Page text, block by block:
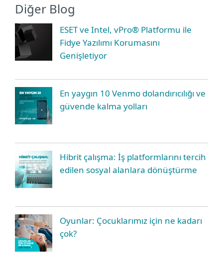
Diğer Blog
ESET ve Intel, vPro® Platformu ile
Fidye Yazılımı Korumasını
Genişletiyor
En yaygın 10 Venmo dolandırıcılığı ve
güvende kalma yolları
Hibrit çalışma: İş platformlarını tercih
edilen sosyal alanlara dönüştürme
Oyunlar: Çocuklarımız için ne kadarı
çok?